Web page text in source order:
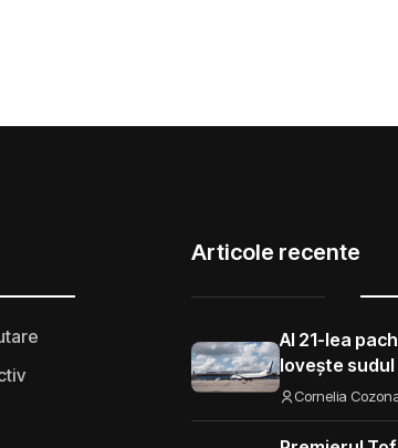
Articole recente
Al 21-lea
lovește sudul
aeroporturi
Cornelia